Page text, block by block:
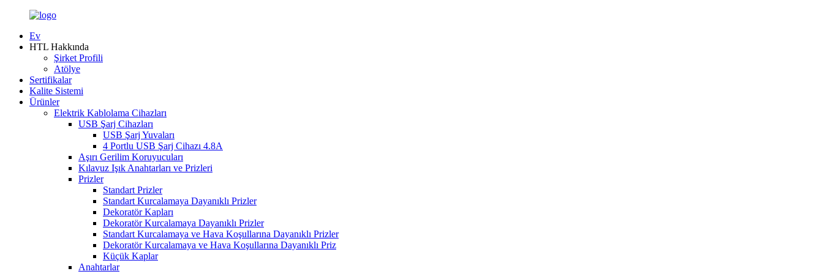
Ev
HTL Hakkında
Şirket Profili
Atölye
Sertifikalar
Kalite Sistemi
Ürünler
Elektrik Kablolama Cihazları
USB Şarj Cihazları
USB Şarj Yuvaları
4 Portlu USB Şarj Cihazı 4.8A
Aşırı Gerilim Koruyucuları
Kılavuz Işık Anahtarları ve Prizleri
Prizler
Standart Prizler
Standart Kurcalamaya Dayanıklı Prizler
Dekoratör Kapları
Dekoratör Kurcalamaya Dayanıklı Prizler
Standart Kurcalamaya ve Hava Koşullarına Dayanıklı Prizler
Dekoratör Kurcalamaya ve Hava Koşullarına Dayanıklı Priz
Küçük Kaplar
Anahtarlar